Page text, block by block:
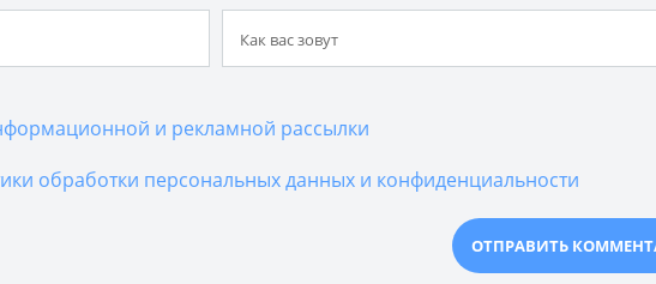
и рекламной рассылки
обработки персональных данных и конфиденциальности